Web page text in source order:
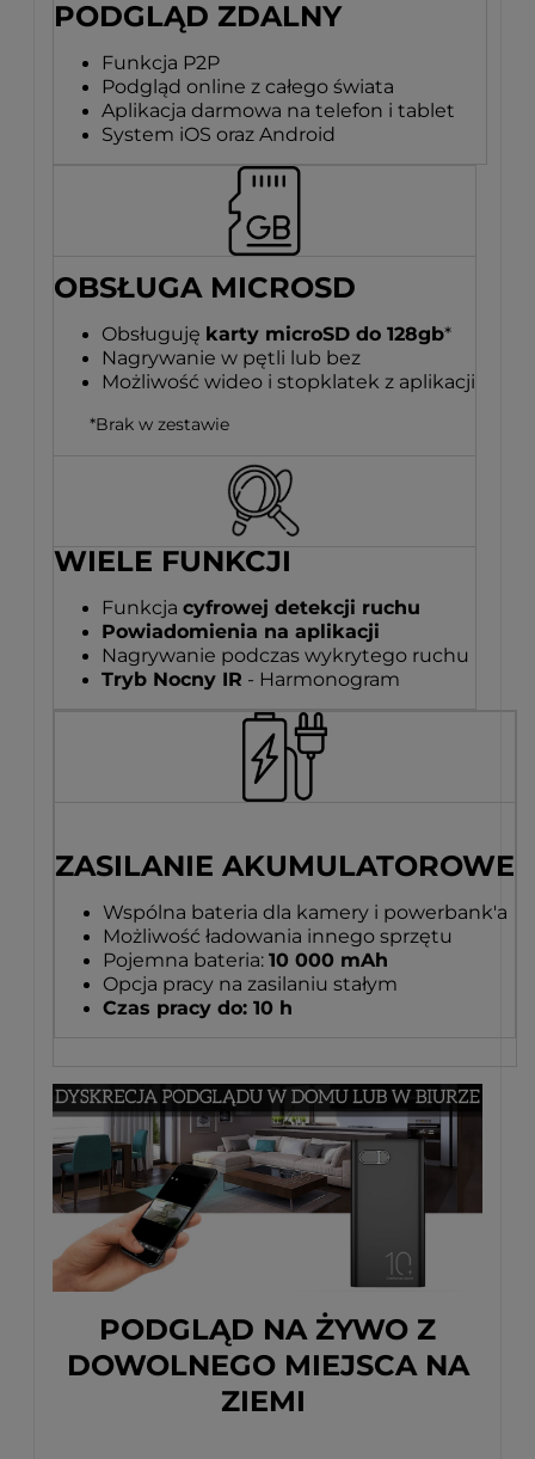
PODGLĄD ZDALNY
Funkcja P2P
Podgląd online z całego świata
Aplikacja darmowa na telefon i tablet
System iOS oraz Android
OBSŁUGA MICROSD
Obsługuję karty microSD do 128gb*
Nagrywanie w pętli lub bez
Możliwość wideo i stopklatek z aplikacji
*Brak w zestawie
WIELE FUNKCJI
Funkcja cyfrowej detekcji ruchu
Powiadomienia na aplikacji
Nagrywanie podczas wykrytego ruchu
Tryb Nocny IR - Harmonogram
ZASILANIE AKUMULATOROWE
Wspólna bateria dla kamery i powerbank'a
Możliwość ładowania innego sprzętu
Pojemna bateria: 10 000 mAh
Opcja pracy na zasilaniu stałym
Czas pracy do: 10 h
PODGLĄD NA ŻYWO Z
DOWOLNEGO MIEJSCA NA
ZIEMI